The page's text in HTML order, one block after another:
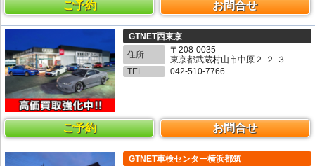
ご予約 お問合せ
GTNET西東京
住所
〒208-0035
東京都武蔵村山市中原２-２-３
TEL
042-510-7766
ご予約 お問合せ
GTNET車検センター横浜都筑